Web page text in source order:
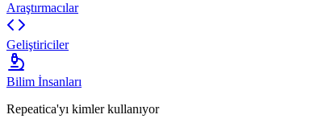
Araştırmacılar
Geliştiriciler
Bilim İnsanları
Repeatica'yı kimler kullanıyor